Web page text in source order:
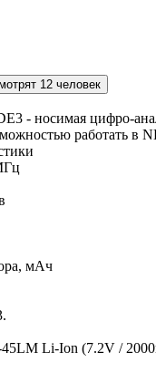
12 человек
- носимая цифро-
работать в
мАч
Li-Ion (7.2V /